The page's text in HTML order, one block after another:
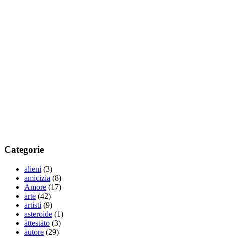
Categorie
alieni (3)
amicizia (8)
Amore (17)
arte (42)
artisti (9)
asteroide (1)
attestato (3)
autore (29)